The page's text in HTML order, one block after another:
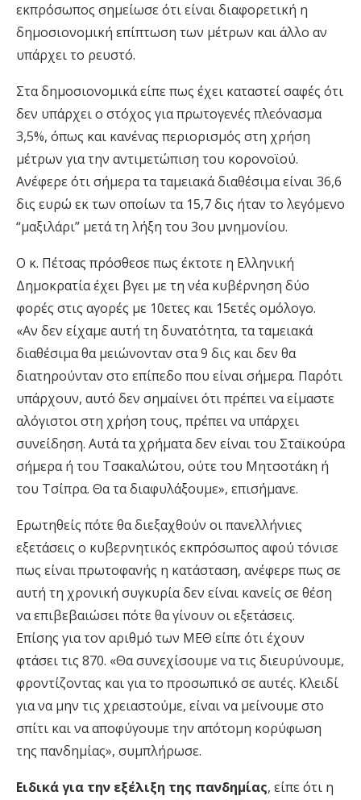
εκπρόσωπος σημείωσε ότι είναι διαφορετική η
δημοσιονομική επίπτωση των μέτρων και άλλο αν
υπάρχει το ρευστό.
Στα δημοσιονομικά είπε πως έχει καταστεί σαφές ότι
δεν υπάρχει ο στόχος για πρωτογενές πλεόνασμα
3,5%, όπως και κανένας περιορισμός στη χρήση
μέτρων για την αντιμετώπιση του κορονοϊού.
Ανέφερε ότι σήμερα τα ταμειακά διαθέσιμα είναι 36,6
δις ευρώ εκ των οποίων τα 15,7 δις ήταν το λεγόμενο
“μαξιλάρι” μετά τη λήξη του 3ου μνημονίου.
Ο κ. Πέτσας πρόσθεσε πως έκτοτε η Ελληνική
Δημοκρατία έχει βγει με τη νέα κυβέρνηση δύο
φορές στις αγορές με 10ετες και 15ετές ομόλογο.
«Αν δεν είχαμε αυτή τη δυνατότητα, τα ταμειακά
διαθέσιμα θα μειώνονταν στα 9 δις και δεν θα
διατηρούνταν στο επίπεδο που είναι σήμερα. Παρότι
υπάρχουν, αυτό δεν σημαίνει ότι πρέπει να είμαστε
αλόγιστοι στη χρήση τους, πρέπει να υπάρχει
συνείδηση. Αυτά τα χρήματα δεν είναι του Σταϊκούρα
σήμερα ή του Τσακαλώτου, ούτε του Μητσοτάκη ή
του Τσίπρα. Θα τα διαφυλάξουμε», επισήμανε.
Ερωτηθείς πότε θα διεξαχθούν οι πανελλήνιες
εξετάσεις ο κυβερνητικός εκπρόσωπος αφού τόνισε
πως είναι πρωτοφανής η κατάσταση, ανέφερε πως σε
αυτή τη χρονική συγκυρία δεν είναι κανείς σε θέση
να επιβεβαιώσει πότε θα γίνουν οι εξετάσεις.
Επίσης για τον αριθμό των ΜΕΘ είπε ότι έχουν
φτάσει τις 870. «Θα συνεχίσουμε να τις διευρύνουμε,
φροντίζοντας και για το προσωπικό σε αυτές. Κλειδί
για να μην τις χρειαστούμε, είναι να μείνουμε στο
σπίτι και να αποφύγουμε την απότομη κορύφωση
της πανδημίας», συμπλήρωσε.
Ειδικά για την εξέλιξη της πανδημίας, είπε ότι η